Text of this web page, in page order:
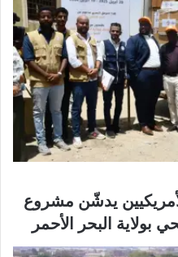
يدشّن مشروع